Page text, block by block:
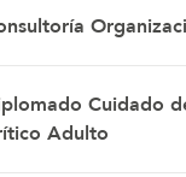
Cuidado
Adulto